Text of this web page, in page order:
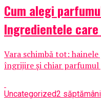
Cum alegi
Ingredientele
Vara schimbă tot:
îngrijire și chiar parfumul
Uncategorized2